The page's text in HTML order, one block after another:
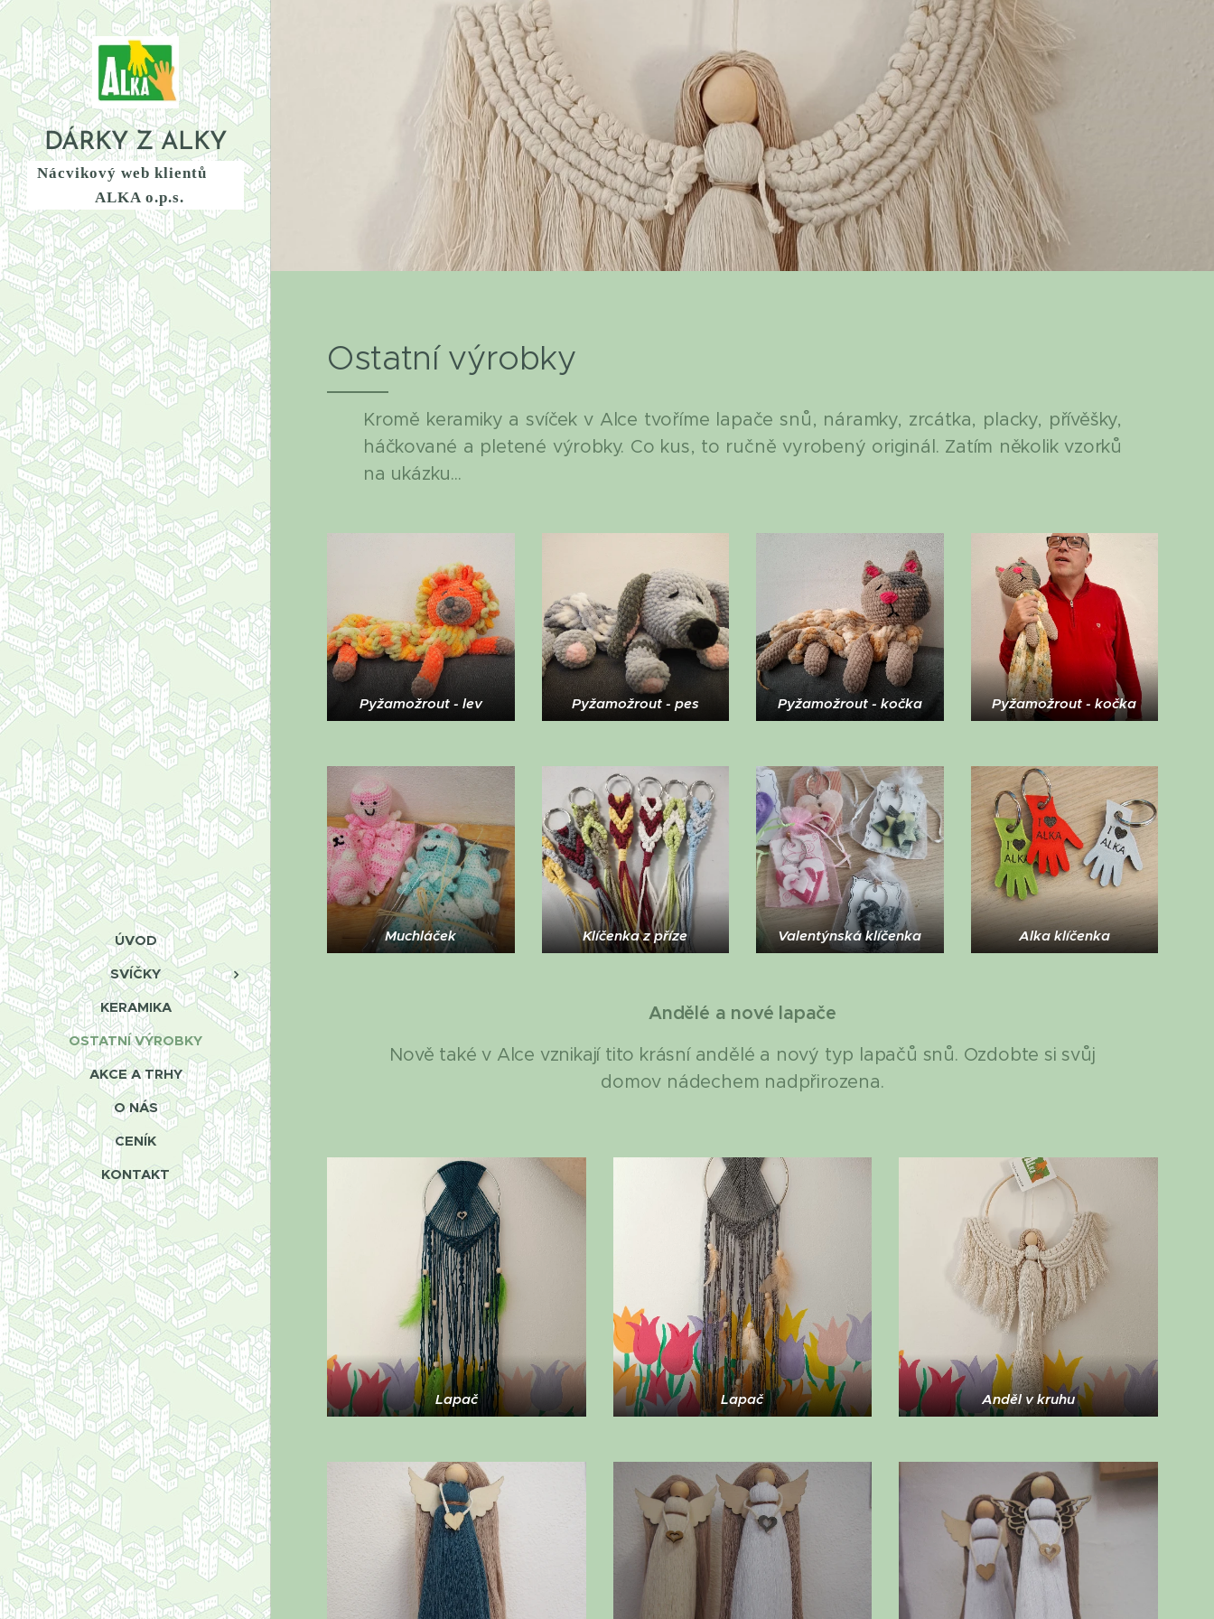
DÁRKY Z ALKY
Nácvikový web klientů
ALKA o.p.s.
ÚVOD
SVÍČKY
KERAMIKA
OSTATNÍ VÝROBKY
AKCE A TRHY
O NÁS
CENÍK
KONTAKT
Ostatní výrobky
Kromě keramiky a svíček v Alce tvoříme lapače snů, náramky, zrcátka, placky, přívěšky,
háčkované a pletené výrobky. Co kus, to ručně vyrobený originál. Zatím několik vzorků
na ukázku...
Pyžamožrout - lev Pyžamožrout - pes Pyžamožrout - kočka Pyžamožrout - kočka
Muchláček Klíčenka z příze Valentýnská klíčenka Alka klíčenka
Andělé a nové lapače
Nově také v Alce vznikají tito krásní andělé a nový typ lapačů snů. Ozdobte si svůj
domov nádechem nadpřirozena.
Lapač Lapač Anděl v kruhu